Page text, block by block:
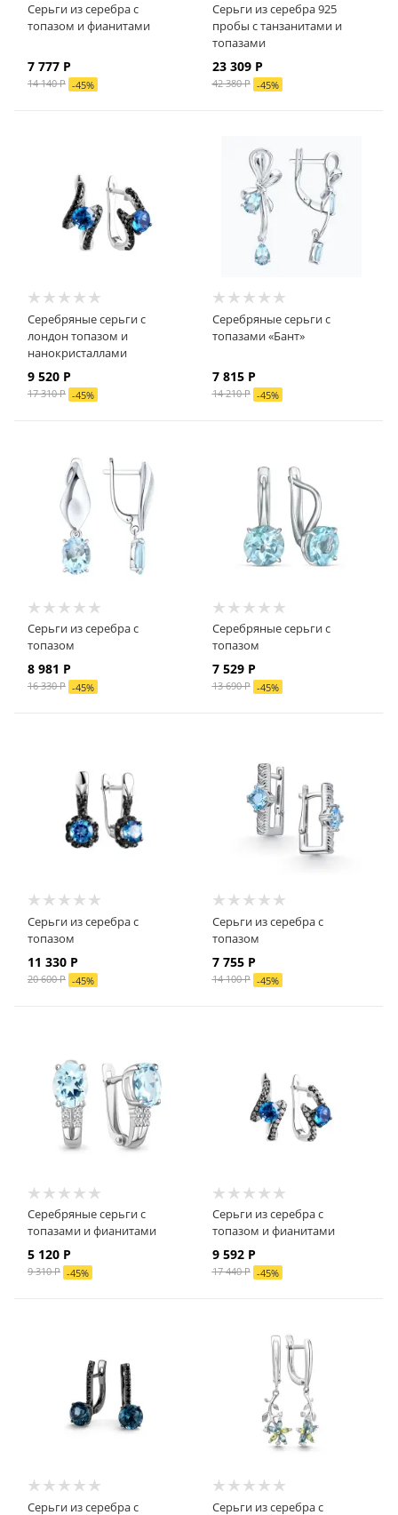
Серьги из серебра с
топазом и фианитами
7 777 Р
14 140Р -45%
Серьги из серебра 925
пробы с танзанитами и
топазами
23 309Р
42 380Р -45%
Серебряные серьги с
лондон топазом и
нанокристаллами
9 520 Р
17 310Р -45%
Серебряные серьги с
топазами «Бант»
7 815Р
14 210Р -45%
Серьги из серебра с
топазом
8 981 Р
16 330Р -45%
Серебряные серьги с
топазом
7 529Р
13 690Р -45%
Серьги из серебра с
топазом
11 330 Р
20 600Р -45%
Серьги из серебра с
топазом
7 755Р
14 100Р -45%
Серебряные серьги с
топазами и фианитами
5 120 Р
9 310Р -45%
Серьги из серебра с
топазом и фианитами
9 592Р
17 440Р -45%
Серьги из серебра с Серьги из серебра с